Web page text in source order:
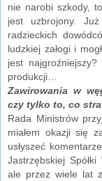
nie narobi szkody,
jest uzbrojony.
radzieckich
ludzkiej załogi i
jest
produkcji…
Zawirowania w
czy tylko to, co
Rada Ministrów
miałem okazji się
usłyszeć
Jastrzębskiej
ale przez wiele lat